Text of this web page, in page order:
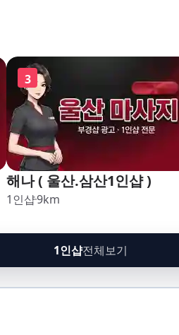
3
해나 ( 울산.삼산1인샵 )
1인샵9km
1인샵전체보기